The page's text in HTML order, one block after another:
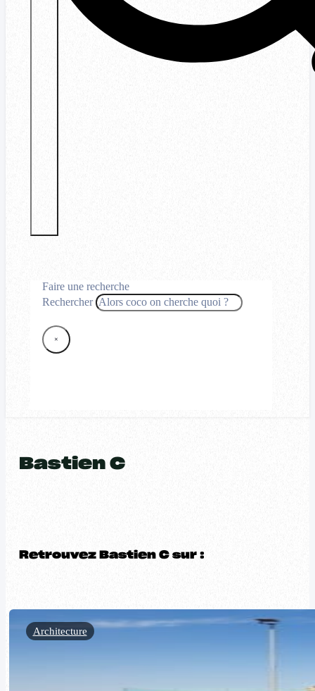
Faire une recherche
Rechercher
×
Bastien C
Retrouvez Bastien C sur :
Architecture